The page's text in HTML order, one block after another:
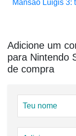
Mansão Luigis 3:
Adicione um
para Nintendo
de compra